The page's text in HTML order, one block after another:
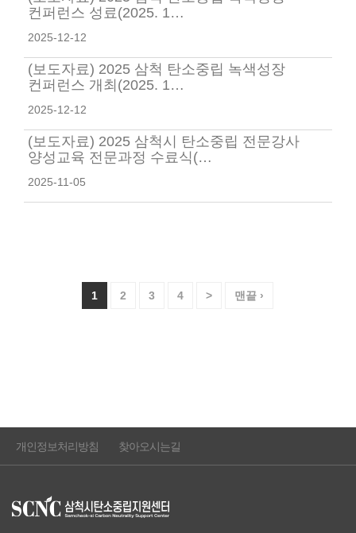
컨퍼런스 성료(2025. 1…
2025-12-12
(보도자료) 2025 삼척 탄소중립 녹색성장
컨퍼런스 개최(2025. 1…
2025-12-12
(보도자료) 2025 삼척시 탄소중립 전문강사
양성교육 전문과정 수료식(…
2025-11-05
1 2 3 4 > 맨끝 ›
개인정보처리방침 찾아오시는길